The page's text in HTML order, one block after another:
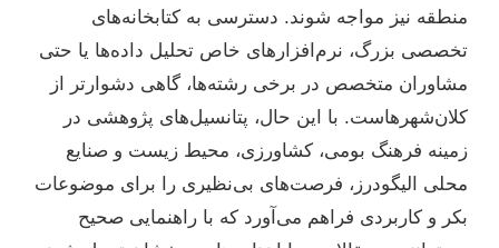
منطقه نیز مواجه شوند. دسترسی به کتابخانه‌های
تخصصی بزرگ، نرم‌افزارهای خاص تحلیل داده‌ها یا حتی
مشاوران متخصص در برخی رشته‌ها، گاهی دشوارتر از
کلان‌شهرهاست. با این حال، پتانسیل‌های پژوهشی در
زمینه فرهنگ بومی، کشاورزی، محیط زیست و صنایع
محلی الیگودرز، فرصت‌های بی‌نظیری را برای موضوعات
بکر و کاربردی فراهم می‌آورد که با راهنمایی صحیح